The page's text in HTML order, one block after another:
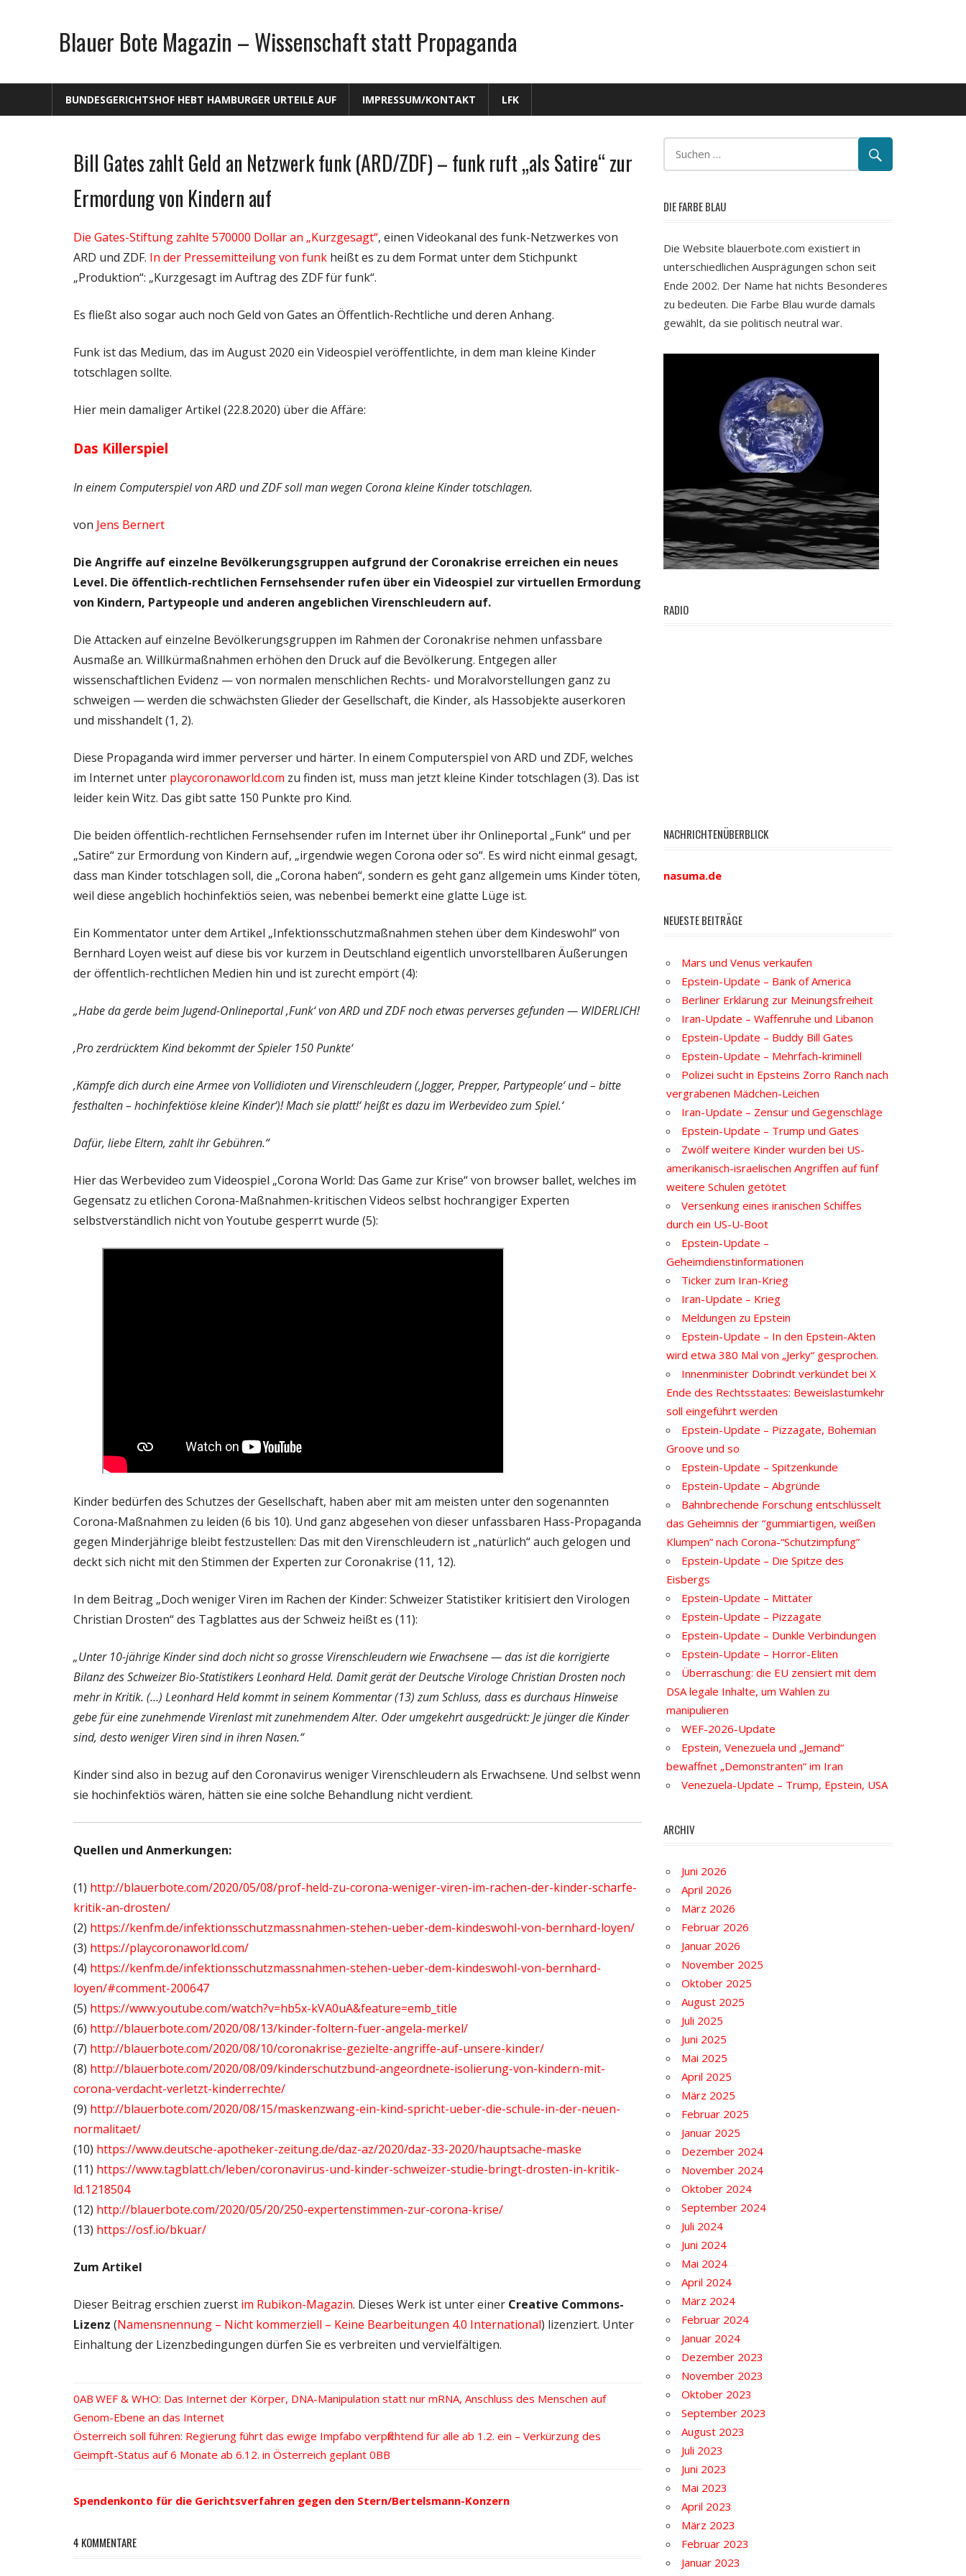
Blauer Bote Magazin – Wissenschaft statt Propaganda
BUNDESGERICHTSHOF HEBT HAMBURGER URTEILE AUF IMPRESSUM/KONTAKT LFK
Gesellschaft
Politik
Wirtschaft
Wissenschaft
Bill Gates zahlt Geld an Netzwerk funk (ARD/ZDF) – funk ruft „als Satire“ zur
Ermordung von Kindern auf
Die Gates-Stiftung zahlte 570000 Dollar an „Kurzgesagt“, einen Videokanal des funk-Netzwerkes von
ARD und ZDF. In der Pressemitteilung von funk heißt es zu dem Format unter dem Stichpunkt
„Produktion“: „Kurzgesagt im Auftrag des ZDF für funk“.
Es fließt also sogar auch noch Geld von Gates an Öffentlich-Rechtliche und deren Anhang.
Funk ist das Medium, das im August 2020 ein Videospiel veröffentlichte, in dem man kleine Kinder
totschlagen sollte.
Hier mein damaliger Artikel (22.8.2020) über die Affäre:
Das Killerspiel
In einem Computerspiel von ARD und ZDF soll man wegen Corona kleine Kinder totschlagen.
von Jens Bernert
Die Angriffe auf einzelne Bevölkerungsgruppen aufgrund der Coronakrise erreichen ein neues
Level. Die öffentlich-rechtlichen Fernsehsender rufen über ein Videospiel zur virtuellen Ermordung
von Kindern, Partypeople und anderen angeblichen Virenschleudern auf.
Die Attacken auf einzelne Bevölkerungsgruppen im Rahmen der Coronakrise nehmen unfassbare
Ausmaße an. Willkürmaßnahmen erhöhen den Druck auf die Bevölkerung. Entgegen aller
wissenschaftlichen Evidenz — von normalen menschlichen Rechts- und Moralvorstellungen ganz zu
schweigen — werden die schwächsten Glieder der Gesellschaft, die Kinder, als Hassobjekte auserkoren
und misshandelt (1, 2).
Diese Propaganda wird immer perverser und härter. In einem Computerspiel von ARD und ZDF, welches
im Internet unter playcoronaworld.com zu finden ist, muss man jetzt kleine Kinder totschlagen (3). Das ist
leider kein Witz. Das gibt satte 150 Punkte pro Kind.
Die beiden öffentlich-rechtlichen Fernsehsender rufen im Internet über ihr Onlineportal „Funk“ und per
„Satire“ zur Ermordung von Kindern auf, „irgendwie wegen Corona oder so“. Es wird nicht einmal gesagt,
dass man Kinder totschlagen soll, die „Corona haben“, sondern es geht ganz allgemein ums Kinder töten,
weil diese angeblich hochinfektiös seien, was nebenbei bemerkt eine glatte Lüge ist.
Ein Kommentator unter dem Artikel „Infektionsschutzmaßnahmen stehen über dem Kindeswohl“ von
Bernhard Loyen weist auf diese bis vor kurzem in Deutschland eigentlich unvorstellbaren Äußerungen
der öffentlich-rechtlichen Medien hin und ist zurecht empört (4):
„Habe da gerde beim Jugend-Onlineportal ‚Funk‘ von ARD und ZDF noch etwas perverses gefunden — WIDERLICH!
‚Pro zerdrücktem Kind bekommt der Spieler 150 Punkte‘
‚Kämpfe dich durch eine Armee von Vollidioten und Virenschleudern (‚Jogger, Prepper, Partypeople‘ und – bitte
festhalten – hochinfektiöse kleine Kinder‘)! Mach sie platt!‘ heißt es dazu im Werbevideo zum Spiel.‘
Dafür, liebe Eltern, zahlt ihr Gebühren.“
Hier das Werbevideo zum Videospiel „Corona World: Das Game zur Krise“ von browser ballet, welches im
Gegensatz zu etlichen Corona-Maßnahmen-kritischen Videos selbst hochrangiger Experten
selbstverständlich nicht von Youtube gesperrt wurde (5):
Kinder bedürfen des Schutzes der Gesellschaft, haben aber mit am meisten unter den sogenannten
Corona-Maßnahmen zu leiden (6 bis 10). Und ganz abgesehen von dieser unfassbaren Hass-Propaganda
gegen Minderjährige bleibt festzustellen: Das mit den Virenschleudern ist „natürlich“ auch gelogen und
deckt sich nicht mit den Stimmen der Experten zur Coronakrise (11, 12).
In dem Beitrag „Doch weniger Viren im Rachen der Kinder: Schweizer Statistiker kritisiert den Virologen
Christian Drosten“ des Tagblattes aus der Schweiz heißt es (11):
„Unter 10-jährige Kinder sind doch nicht so grosse Virenschleudern wie Erwachsene — das ist die korrigierte
Bilanz des Schweizer Bio-Statistikers Leonhard Held. Damit gerät der Deutsche Virologe Christian Drosten noch
mehr in Kritik. (…) Leonhard Held kommt in seinem Kommentar (13) zum Schluss, dass es durchaus Hinweise
gebe für eine zunehmende Virenlast mit zunehmendem Alter. Oder umgekehrt ausgedrückt: Je jünger die Kinder
sind, desto weniger Viren sind in ihren Nasen.“
Kinder sind also in bezug auf den Coronavirus weniger Virenschleudern als Erwachsene. Und selbst wenn
sie hochinfektiös wären, hätten sie eine solche Behandlung nicht verdient.
Quellen und Anmerkungen:
(1) http://blauerbote.com/2020/05/08/prof-held-zu-corona-weniger-viren-im-rachen-der-kinder-scharfe-
kritik-an-drosten/
(2) https://kenfm.de/infektionsschutzmassnahmen-stehen-ueber-dem-kindeswohl-von-bernhard-loyen/
(3) https://playcoronaworld.com/
(4) https://kenfm.de/infektionsschutzmassnahmen-stehen-ueber-dem-kindeswohl-von-bernhard-
loyen/#comment-200647
(5) https://www.youtube.com/watch?v=hb5x-kVA0uA&feature=emb_title
(6) http://blauerbote.com/2020/08/13/kinder-foltern-fuer-angela-merkel/
(7) http://blauerbote.com/2020/08/10/coronakrise-gezielte-angriffe-auf-unsere-kinder/
(8) http://blauerbote.com/2020/08/09/kinderschutzbund-angeordnete-isolierung-von-kindern-mit-
corona-verdacht-verletzt-kinderrechte/
(9) http://blauerbote.com/2020/08/15/maskenzwang-ein-kind-spricht-ueber-die-schule-in-der-neuen-
normalitaet/
(10) https://www.deutsche-apotheker-zeitung.de/daz-az/2020/daz-33-2020/hauptsache-maske
(11) https://www.tagblatt.ch/leben/coronavirus-und-kinder-schweizer-studie-bringt-drosten-in-kritik-
ld.1218504
(12) http://blauerbote.com/2020/05/20/250-expertenstimmen-zur-corona-krise/
(13) https://osf.io/bkuar/
Zum Artikel
Dieser Beitrag erschien zuerst im Rubikon-Magazin. Dieses Werk ist unter einer Creative Commons-
Lizenz (Namensnennung – Nicht kommerziell – Keine Bearbeitungen 4.0 International) lizenziert. Unter
Einhaltung der Lizenzbedingungen dürfen Sie es verbreiten und vervielfältigen.
Beitrags-
Navigation
Vorheriger
Beitrag:
WEF & WHO: Das Internet der Körper , DNA-Manipulation statt nur mRNA, Anschluss des Menschen auf
Genom-Ebene an das Internet
Nächster
Beitrag:
Österreich soll führen: Regierung führt das ewige Impfabo verpflichtend für alle ab 1.2. ein – Verkürzung des
Geimpft-Status auf 6 Monate ab 6.12. in Österreich geplant
Spendenkonto für die Gerichtsverfahren gegen den Stern/Bertelsmann-Konzern
4 KOMMENTARE
DIE FARBE BLAU
Die Website blauerbote.com existiert in
unterschiedlichen Ausprägungen schon seit
Ende 2002. Der Name hat nichts Besonderes
zu bedeuten. Die Farbe Blau wurde damals
gewählt, da sie politisch neutral war.
RADIO
NACHRICHTENÜBERBLICK
nasuma.de
NEUESTE BEITRÄGE
Mars und Venus verkaufen
Epstein-Update – Bank of America
Berliner Erklärung zur Meinungsfreiheit
Iran-Update – Waffenruhe und Libanon
Epstein-Update – Buddy Bill Gates
Epstein-Update – Mehrfach-kriminell
Polizei sucht in Epsteins Zorro Ranch nach
vergrabenen Mädchen-Leichen
Iran-Update – Zensur und Gegenschläge
Epstein-Update – Trump und Gates
Zwölf weitere Kinder wurden bei US-
amerikanisch-israelischen Angriffen auf fünf
weitere Schulen getötet
Versenkung eines iranischen Schiffes
durch ein US-U-Boot
Epstein-Update –
Geheimdienstinformationen
Ticker zum Iran-Krieg
Iran-Update – Krieg
Meldungen zu Epstein
Epstein-Update – In den Epstein-Akten
wird etwa 380 Mal von „Jerky“ gesprochen.
Innenminister Dobrindt verkündet bei X
Ende des Rechtsstaates: Beweislastumkehr
soll eingeführt werden
Epstein-Update – Pizzagate, Bohemian
Groove und so
Epstein-Update – Spitzenkunde
Epstein-Update – Abgründe
Bahnbrechende Forschung entschlüsselt
das Geheimnis der “gummiartigen, weißen
Klumpen” nach Corona-“Schutzimpfung”
Epstein-Update – Die Spitze des
Eisbergs
Epstein-Update – Mittäter
Epstein-Update – Pizzagate
Epstein-Update – Dunkle Verbindungen
Epstein-Update – Horror-Eliten
Überraschung: die EU zensiert mit dem
DSA legale Inhalte, um Wahlen zu
manipulieren
WEF-2026-Update
Epstein, Venezuela und „Jemand“
bewaffnet „Demonstranten“ im Iran
Venezuela-Update – Trump, Epstein, USA
ARCHIV
Juni 2026
April 2026
März 2026
Februar 2026
Januar 2026
November 2025
Oktober 2025
August 2025
Juli 2025
Juni 2025
Mai 2025
April 2025
März 2025
Februar 2025
Januar 2025
Dezember 2024
November 2024
Oktober 2024
September 2024
Juli 2024
Juni 2024
Mai 2024
April 2024
März 2024
Februar 2024
Januar 2024
Dezember 2023
November 2023
Oktober 2023
September 2023
August 2023
Juli 2023
Juni 2023
Mai 2023
April 2023
März 2023
Februar 2023
Januar 2023